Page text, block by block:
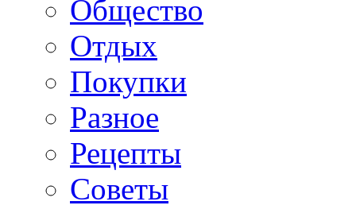
Общество
Отдых
Покупки
Разное
Рецепты
Советы